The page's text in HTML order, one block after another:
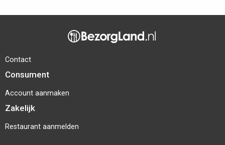
Contact
Consument
Account aanmaken
Zakelijk
Restaurant aanmelden